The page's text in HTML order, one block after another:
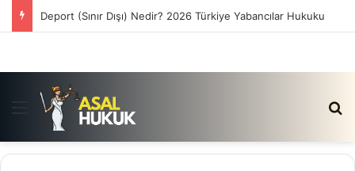
Deport (Sınır Dışı) Nedir? 2026 Türkiye Yabancılar Hukuku
Menü